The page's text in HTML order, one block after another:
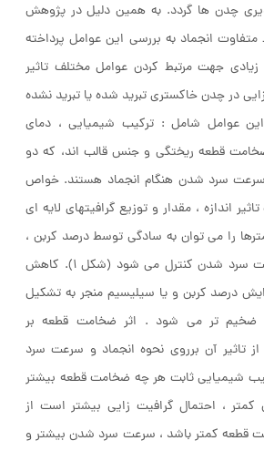
چدن ها گردد. به همین دلیل در پ‍ژوهش
انجماد به بررسی این عوامل پرداخته
جهت مرتبط کردن عوامل مختلف تاثیر
در چدن خاکستری تبرید شده یا تبرید نشده
عوامل شامل : ترکیب شیمیایی ، دمای
ضخامت قطعه ریختگی و جنس قالب اند، که دو
سرعت سرد شدن هنگام انجماد هستند. خواص
اندازه ، مقدار و توزیع گرافیتهای لایه ای
را می توان به سادگی توسط درصد کربن ،
درصد سیلیسیم و سرعت سرد شدن کنترل می شود (شکل ۱). کاهش
درصد کربن و یا سیلیسیم منجر به تشکیل
ضخیم تر می شود . اثر ضخامت قطعه بر
از تاثیر آن برروی نحوه انجماد و سرعت سرد
شیمیایی ثابت هر چه ضخامت قطعه بیشتر
، احتمال گرافیت زایی بیشتر است از
قطعه کمتر باشد ، سرعت سرد شدن بیشتر و